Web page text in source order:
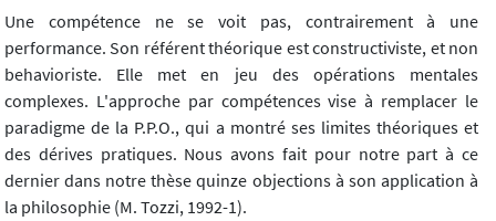
Une compétence ne se voit pas, contrairement à une
performance. Son référent théorique est constructiviste, et non
behavioriste. Elle met en jeu des opérations mentales
complexes. L'approche par compétences vise à remplacer le
paradigme de la P.P.O., qui a montré ses limites théoriques et
des dérives pratiques. Nous avons fait pour notre part à ce
dernier dans notre thèse quinze objections à son application à
la philosophie (M. Tozzi, 1992-1).